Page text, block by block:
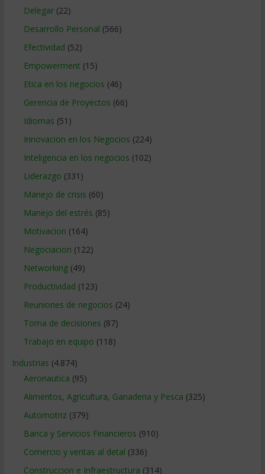
Delegar(22)
Desarrollo Personal (566)
Efectividad (52)
Empowerment (15)
Etica en los negocios (46)
Gerencia de Proyectos (66)
Idiomas (51)
Innovacion en los Negocios (224)
Inteligencia en los negocios (102)
Liderazgo (331)
Manejo de crisis (60)
Manejo del estrés (85)
Motivacion (164)
Negociacion (122)
Networking(49)
Productividad (123)
Reuniones de negocios (24)
Toma de decisiones (87)
Trabajo en equipo (118)
Industrias (4.874)
Aeronautica (95)
Alimentos, Agricultura, Ganaderia y Pesca (325)
Automotriz(379)
Banca y Servicios Financieros (910)
Comercio y ventas al detal (336)
Construccion e Infraestructura (314)